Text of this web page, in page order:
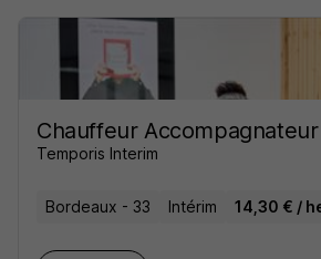
Chauffeur
Temporis Interim
Bordeaux - 33 Intérim 14,30 € /